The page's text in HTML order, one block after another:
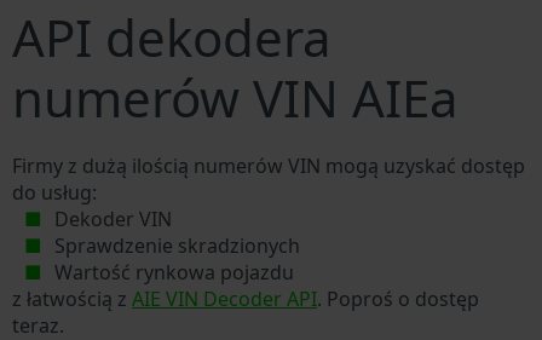
API dekodera
numerów VIN AIEa
Firmy z dużą ilością numerów VIN mogą uzyskać dostęp
do usług:
Dekoder VIN
Sprawdzenie skradzionych
Wartość rynkowa pojazdu
z łatwością z AIE VIN Decoder API. Poproś o dostęp
teraz.